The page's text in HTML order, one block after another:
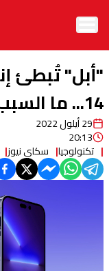
الرئيسية
الأخبار
آراء
فيديو
مواقف
وليد جنبلاط
"أبل" تُبطئ
14... ما السبب؟
29 أيلول 2022
20:13
تكنولوجيا سكاي نيوز